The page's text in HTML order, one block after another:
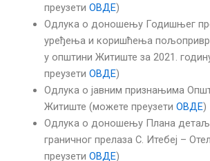
преузети ОВДЕ)
Одлука o доношењу Годишњег
уређења и коришћења
у општини Житиште за 2021.
преузети ОВДЕ)
Одлука о јавним признањима
Житиште (можете преузети ОВДЕ)
Одлука о доношењу Плана
граничног прелаза С. Итебеј –
преузети ОВДЕ)